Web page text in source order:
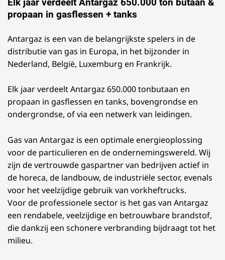
Elk jaar verdeelt Antargaz 650.000 ton butaan &
propaan in gasflessen + tanks
Antargaz is een van de belangrijkste spelers in de
distributie van gas in Europa, in het bijzonder in
Nederland, België, Luxemburg en Frankrijk.
Elk jaar verdeelt Antargaz 650.000 tonbutaan en
propaan in gasflessen en tanks, bovengrondse en
ondergrondse, of via een netwerk van leidingen.
Gas van Antargaz is een optimale energieoplossing
voor de particulieren en de ondernemingswereld. Wij
zijn de vertrouwde gaspartner van bedrijven actief in
de horeca, de landbouw, de industriële sector, evenals
voor het veelzijdige gebruik van vorkheftrucks.
Voor de professionele sector is het gas van Antargaz
een rendabele, veelzijdige en betrouwbare brandstof,
die dankzij een schonere verbranding bijdraagt tot het
milieu.